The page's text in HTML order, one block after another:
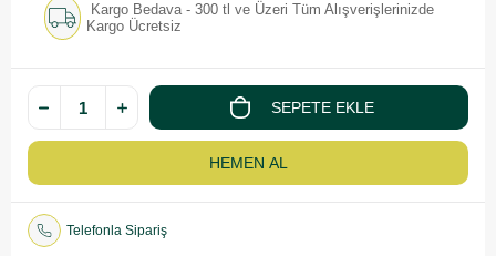
Kargo Bedava - 300 tl ve Üzeri Tüm Alışverişlerinizde
Kargo Ücretsiz
Telefonla Sipariş